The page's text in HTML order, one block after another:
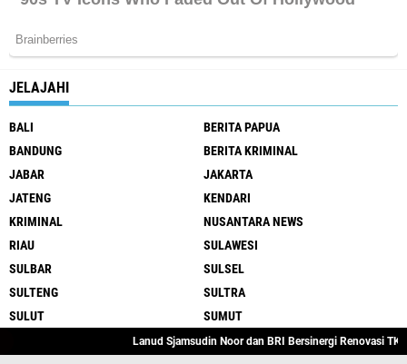
JELAJAHI
BALI
BERITA PAPUA
BANDUNG
BERITA KRIMINAL
JABAR
JAKARTA
JATENG
KENDARI
KRIMINAL
NUSANTARA NEWS
RIAU
SULAWESI
SULBAR
SULSEL
SULTENG
SULTRA
SULUT
SUMUT
Lanud Sjamsudin Noor dan BRI Bersinergi Renovasi TK